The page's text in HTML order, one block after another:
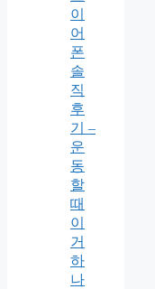
이
어
폰
솔
직
후
기 –
운
동
할
때
이
거
하
나